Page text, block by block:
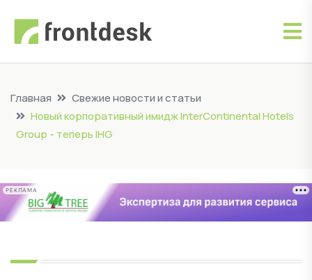
Главная
Свежие новости и статьи
Новый корпоративный имидж InterContinental Hotels
Group - теперь IHG
РЕКЛАМА